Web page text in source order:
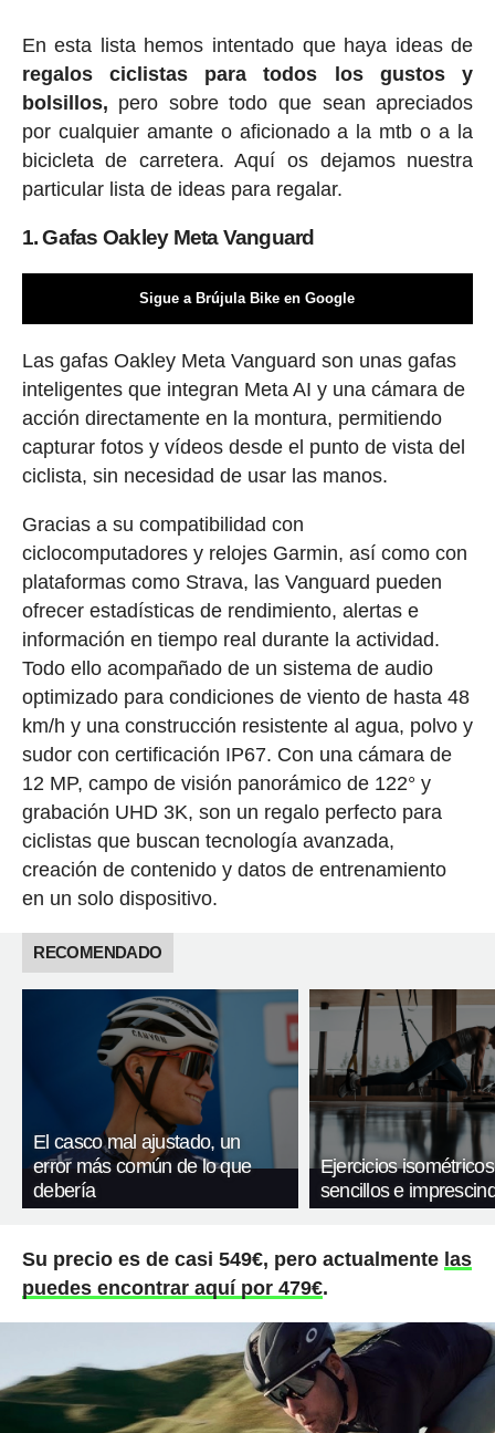
En esta lista hemos intentado que haya ideas de
regalos ciclistas para todos los gustos y
bolsillos, pero sobre todo que sean apreciados
por cualquier amante o aficionado a la mtb o a la
bicicleta de carretera. Aquí os dejamos nuestra
particular lista de ideas para regalar.
1. Gafas Oakley Meta Vanguard
Sigue a Brújula Bike en Google
Las gafas Oakley Meta Vanguard son unas gafas
inteligentes que integran Meta AI y una cámara de
acción directamente en la montura, permitiendo
capturar fotos y vídeos desde el punto de vista del
ciclista, sin necesidad de usar las manos.
Gracias a su compatibilidad con
ciclocomputadores y relojes Garmin, así como con
plataformas como Strava, las Vanguard pueden
ofrecer estadísticas de rendimiento, alertas e
información en tiempo real durante la actividad.
Todo ello acompañado de un sistema de audio
optimizado para condiciones de viento de hasta 48
km/h y una construcción resistente al agua, polvo y
sudor con certificación IP67. Con una cámara de
12 MP, campo de visión panorámico de 122° y
grabación UHD 3K, son un regalo perfecto para
ciclistas que buscan tecnología avanzada,
creación de contenido y datos de entrenamiento
en un solo dispositivo.
RECOMENDADO
El casco mal ajustado, un
error más común de lo que
debería
Ejercicios
sencillos e
Su precio es de casi 549€, pero actualmente las
puedes encontrar aquí por 479€.